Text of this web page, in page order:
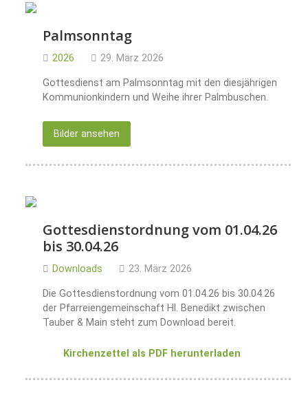
Palmsonntag
2026 29. März 2026
Gottesdienst am Palmsonntag mit den diesjährigen
Kommunionkindern und Weihe ihrer Palmbuschen.
Bilder ansehen
Gottesdienstordnung vom 01.04.26
bis 30.04.26
Downloads 23. März 2026
Die Gottesdienstordnung vom 01.04.26 bis 30.04.26
der Pfarreiengemeinschaft Hl. Benedikt zwischen
Tauber & Main steht zum Download bereit.
Kirchenzettel als PDF herunterladen